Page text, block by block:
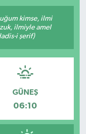
kimse, ilmi
ilmiyle amel
i şerif)
GÜNEŞ
06:10